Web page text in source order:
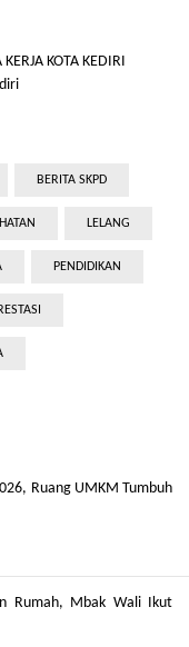
KOTA KEDIRI
BERITA SKPD
LELANG
PENDIDIKAN
Ruang UMKM Tumbuh
Rumah, Mbak Wali Ikut